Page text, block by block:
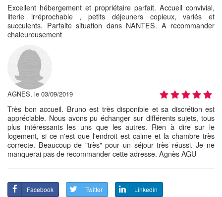
Excellent hébergement et propriétaire parfait. Accueil convivial,
literie irréprochable , petits déjeuners copieux, variés et
succulents. Parfaite situation dans NANTES. A recommander
chaleureusement
AGNES, le 03/09/2019
Très bon accueil. Bruno est très disponible et sa discrétion est
appréciable. Nous avons pu échanger sur différents sujets, tous
plus intéressants les uns que les autres. Rien à dire sur le
logement, si ce n'est que l'endroit est calme et la chambre très
correcte. Beaucoup de "très" pour un séjour très réussi. Je ne
manquerai pas de recommander cette adresse. Agnès AGU
Facebook Twitter Linkedin